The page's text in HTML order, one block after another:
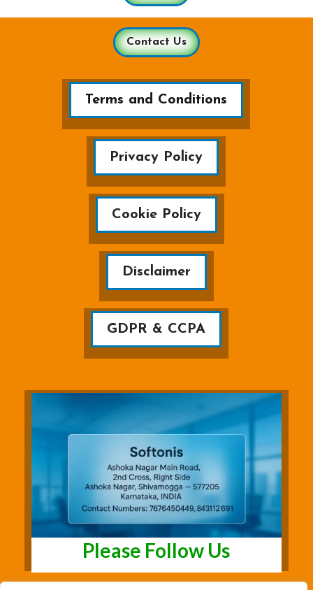
Contact Us
Terms and Conditions
Privacy Policy
Cookie Policy
Disclaimer
GDPR & CCPA
Please Follow Us